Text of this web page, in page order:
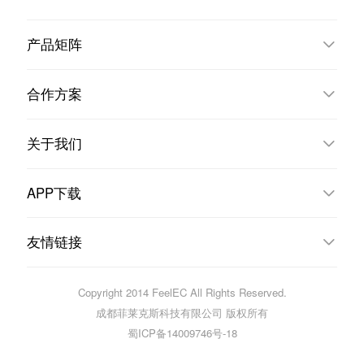
产品矩阵
合作方案
关于我们
APP下载
友情链接
Copyright 2014 FeelEC All Rights Reserved.
成都菲莱克斯科技有限公司 版权所有
蜀ICP备14009746号-18